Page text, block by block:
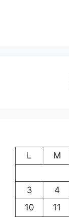
L
M
3
4
10
11